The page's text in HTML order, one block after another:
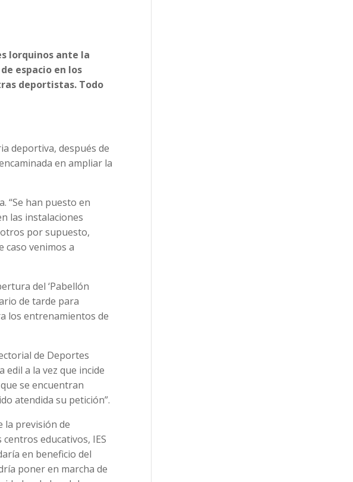
lorquinos ante la
espacio en los
deportistas. Todo
deportiva, después de
en ampliar la
“Se han puesto en
las instalaciones
por supuesto,
caso venimos a
del ‘Pabellón
de tarde para
los entrenamientos de
de Deportes
edil a la vez que incide
se encuentran
atendida su petición”.
la previsión de
educativos, IES
en beneficio del
poner en marcha de